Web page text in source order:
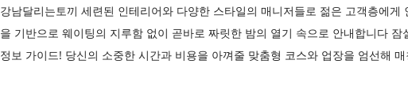
강남달리는토끼 세련된 인테리어와 다양한 스타일의 매니저들로 젊은 고객층에
을 기반으로 웨이팅의 지루함 없이 곧바로 짜릿한 밤의 열기 속으로 안내합니다
정보 가이드! 당신의 소중한 시간과 비용을 아껴줄 맞춤형 코스와 업장을 엄선해